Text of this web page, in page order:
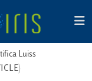
Luiss